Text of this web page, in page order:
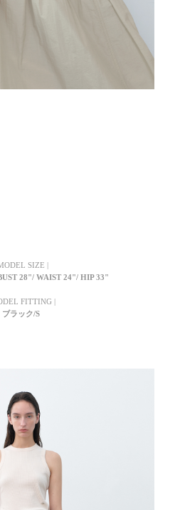
SIZE |
28"/ WAIST 24"/ HIP 33"
FITTING |
ブラック/S